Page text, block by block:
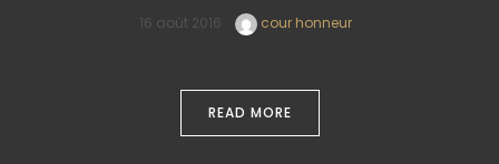
16 août 2016 cour honneur
READ MORE